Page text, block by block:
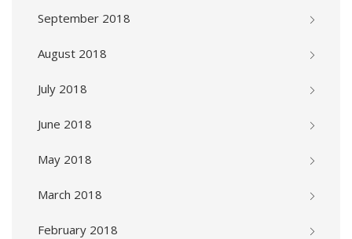
September 2018
August 2018
July 2018
June 2018
May 2018
March 2018
February 2018